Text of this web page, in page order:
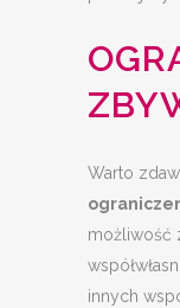
Warto
możliwość
innych